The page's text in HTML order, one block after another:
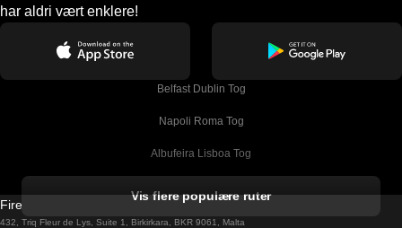
har aldri vært enklere!
Belfast Dublin Tog
Napoli Roma Tog
Albufeira Lisboa Tog
Barcelona Madrid Tog
Vis flere populære ruter
Firebird GT Limited (OC 1451)
432, Triq Fleur de Lys, Suite 1, Birkirkara, BKR 9061, Malta